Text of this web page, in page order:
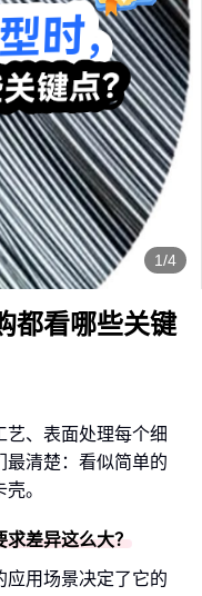
1/4
都看哪些关键
、表面处理每个细
最清楚：看似简单的
。
差异这么大？
应用场景决定了它的